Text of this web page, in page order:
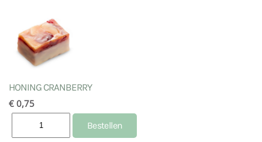
HONING CRANBERRY
€ 0,75